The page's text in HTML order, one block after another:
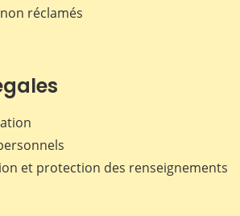
réclamés
et protection des renseignements